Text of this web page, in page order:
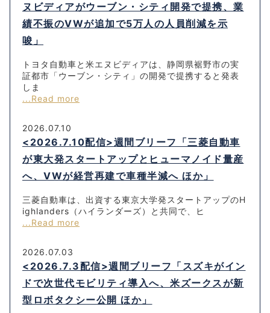
ヌビディアがウーブン・シティ開発で提携、業
績不振のVWが追加で5万人の人員削減を示
唆」
トヨタ自動車と米エヌビディアは、静岡県裾野市の実
証都市「ウーブン・シティ」の開発で提携すると発表
しま
...Read more
2026.07.10
<2026.7.10配信>週間ブリーフ「三菱自動車
が東大発スタートアップとヒューマノイド量産
へ、VWが経営再建で車種半減へ ほか」
三菱自動車は、出資する東京大学発スタートアップのH
ighlanders（ハイランダーズ）と共同で、ヒ
...Read more
2026.07.03
<2026.7.3配信>週間ブリーフ「スズキがイン
ドで次世代モビリティ導入へ、米ズークスが新
型ロボタクシー公開 ほか」